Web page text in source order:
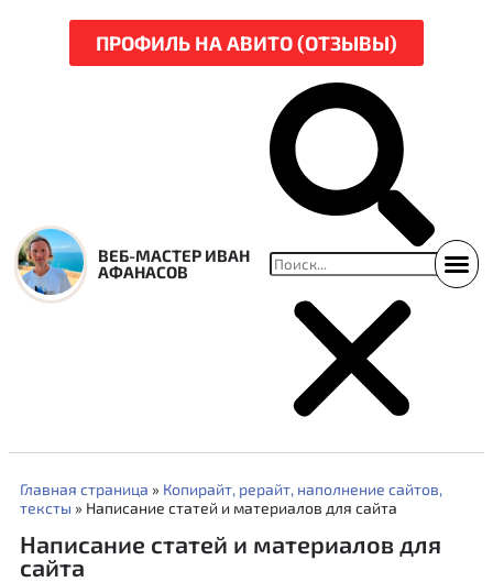
ПРОФИЛЬ НА АВИТО (ОТЗЫВЫ)
ВЕБ-МАСТЕР ИВАН
АФАНАСОВ
Главная страница » Копирайт, рерайт, наполнение сайтов,
тексты » Написание статей и материалов для сайта
Написание статей и материалов для
сайта